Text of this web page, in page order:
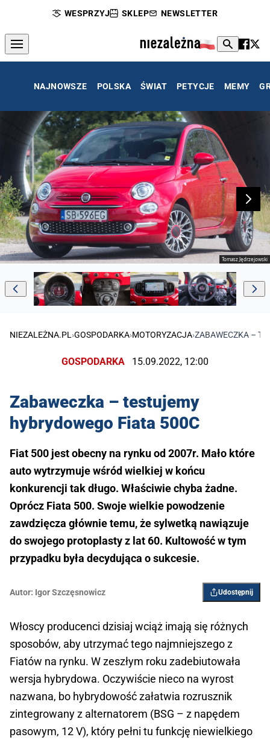
WESPRZYJ SKLEP NEWSLETTER
NAJNOWSZE POLSKA ŚWIAT PETYCJE MEMY
Tomasz Jędrzejowski
NIEZALEŻNA.PL›GOSPODARKA›MOTORYZACJA›ZABAWECZKA –
GOSPODARKA 15.09.2022, 12:00
Zabaweczka – testujemy
hybrydowego Fiata 500C
Fiat 500 jest obecny na rynku od 2007r. Mało które
auto wytrzymuje wśród wielkiej w końcu
konkurencji tak długo. Właściwie chyba żadne.
Oprócz Fiata 500. Swoje wielkie powodzenie
zawdzięcza głównie temu, że sylwetką nawiązuje
do swojego protoplasty z lat 60. Kultowość w tym
przypadku była decydująca o sukcesie.
Autor: Igor ­Szczęsnowicz Udostępnij
Włoscy producenci dzisiaj wciąż imają się różnych
sposobów, aby utrzymać tego najmniejszego z
Fiatów na rynku. W zeszłym roku zadebiutowała
wersja hybrydowa. Oczywiście nieco na wyrost
nazwana, bo hybrydowość załatwia rozrusznik
zintegrowany z alternatorem (BSG – z napędem
pasowym, 12 V), który pełni tu funkcję niewielkiego